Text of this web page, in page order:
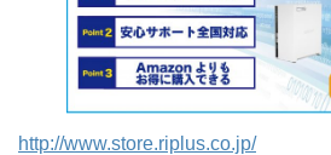
http://www.store.riplus.co.jp/